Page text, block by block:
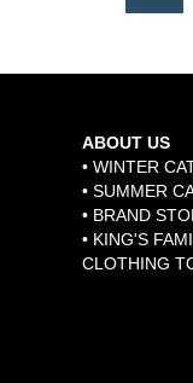
ABOUT US
• WINTER
• SUMMER
• BRAND
​• KING'S
CLOTHING